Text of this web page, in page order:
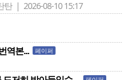
탄 | 2026-08-10 15:17
역본... 페이퍼